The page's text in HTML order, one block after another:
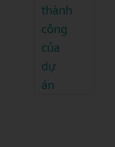
thành
công
của
dự
án